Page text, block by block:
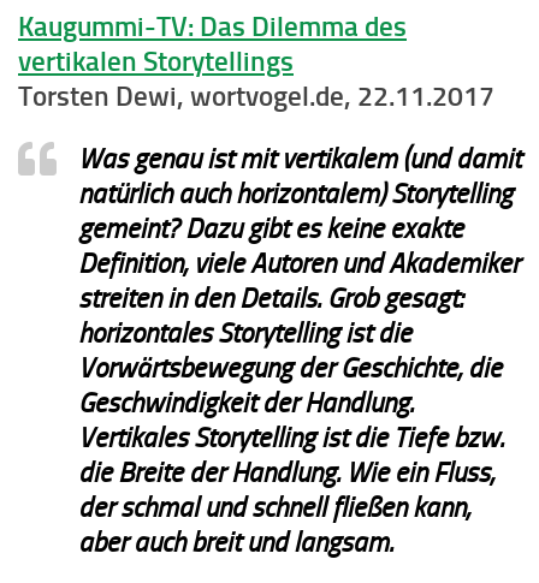
Kaugummi-TV: Das Dilemma des
vertikalen Storytellings
Torsten Dewi, wortvogel.de, 22.11.2017
Was genau ist mit vertikalem (und damit
natürlich auch horizontalem) Storytelling
gemeint? Dazu gibt es keine exakte
Definition, viele Autoren und Akademiker
streiten in den Details. Grob gesagt:
horizontales Storytelling ist die
Vorwärtsbewegung der Geschichte, die
Geschwindigkeit der Handlung.
Vertikales Storytelling ist die Tiefe bzw.
die Breite der Handlung. Wie ein Fluss,
der schmal und schnell fließen kann,
aber auch breit und langsam.